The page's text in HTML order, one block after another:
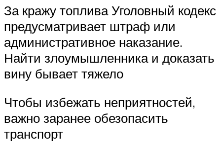
За кражу топлива Уголовный кодекс
предусматривает штраф или
административное наказание.
Найти злоумышленника и доказать
вину бывает тяжело
Чтобы избежать неприятностей,
важно заранее обезопасить
транспорт